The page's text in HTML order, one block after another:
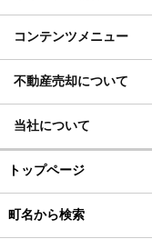
コンテンツメニュー
不動産売却について
当社について
トップページ
町名から検索